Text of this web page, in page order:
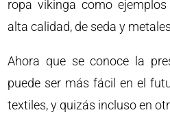
ropa vikinga como
alta calidad, de seda y
Ahora que se conoce la
puede ser más fácil en el
textiles, y quizás incluso en